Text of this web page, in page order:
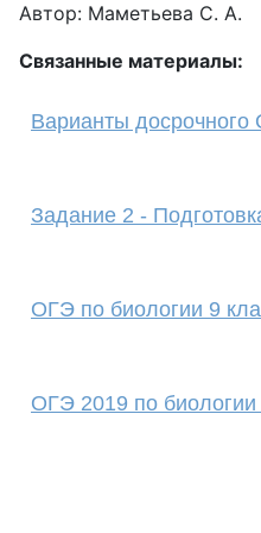
Автор: Маметьева С. А.
Связанные материалы:
Варианты досрочного
Задание 2 -
ОГЭ по биологии 9
ОГЭ 2019 по